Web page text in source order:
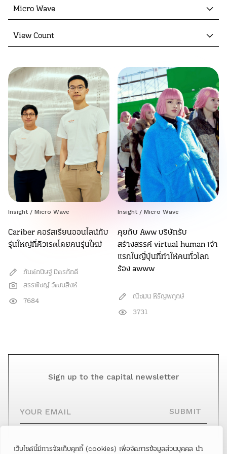
เว็บไซต์นี้มีการจัดเก็บคุกกี้ (cookies) เพื่อจัดการข้อมูลส่วนบุคคล นำ
Micro Wave
View Count
Insight / Micro Wave
Cariber คอร์สเรียนออนไลน์กับ
รุ่นใหญ่ที่คิวเรตโดยคนรุ่นใหม่
กันต์กนิษฐ์ มิตรภักดี
สรรพัชญ์ วัฒนสิงห์
7684
Insight / Micro Wave
คุยกับ Aww บริษัทรับ
สร้างสรรค์ virtual human เจ้า
แรกในญี่ปุ่นที่ทำให้คนทั่วโลก
ร้อง awww
ณิชมน หิรัญพฤกษ์
3731
Sign up to the capital newsletter
SUBMIT